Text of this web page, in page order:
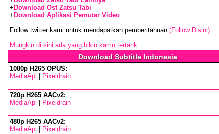
+ Download Ost Zatsu Tabi
+ Download Aplikasi Pemutar Video
Follow twitter kami untuk mendapatkan pemberitahuan (Follow Disini)
Mungkin di sini ada yang bikin kamu tertarik
Download Subtitle Indonesia
1080p H265 OPUS:
MediaApi
Pixeldrain
720p H265 AACv2:
MediaApi
Pixeldrain
480p H265 AACv2:
MediaApi
Pixeldrain